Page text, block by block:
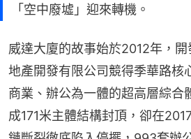
「空中廢墟」迎來轉機。
威達大廈的故事始於2012年，
地產開發有限公司競得季華路核
商業、辦公為一體的超高層綜合
成171米主體結構封頂，卻在